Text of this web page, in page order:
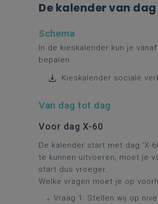
De kalender van
Schema
In de kieskalender kun je
bepalen.
Kieskalender sociale
Van dag tot dag
Voor dag X-60
De kalender start met dag
te kunnen uitvoeren, moet je
start dus vroeger.
Welke vragen moet je op
Vraag 1: Stellen wij op